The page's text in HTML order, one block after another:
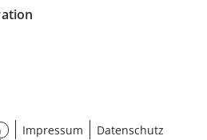
Impressum
Datenschutz